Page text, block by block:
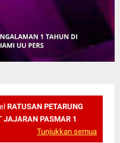
RATUSAN PETARUNG
JAJARAN PASMAR 1
Tunjukkan semua